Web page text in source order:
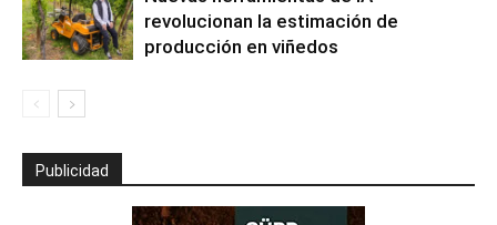
revolucionan la estimación de
producción en viñedos
Publicidad